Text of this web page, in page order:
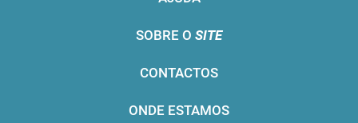
SOBRE O SITE
CONTACTOS
ONDE ESTAMOS